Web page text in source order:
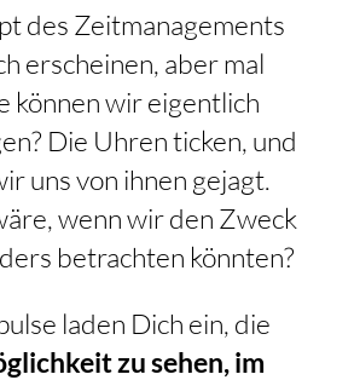
des Zeitmanagements
erscheinen, aber mal
können wir eigentlich
Die Uhren ticken, und
uns von ihnen gejagt.
wenn wir den Zweck
betrachten könnten?
zu sehen, im